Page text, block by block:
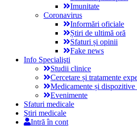
Imunitate
Coronavirus
Informări oficiale
Știri de ultimă oră
Sfaturi și opinii
Fake news
Info Specialişti
Studii clinice
Cercetare și tratamente
Medicamente și dispozitive
Evenimente
Sfaturi medicale
Ştiri medicale
Intră în cont